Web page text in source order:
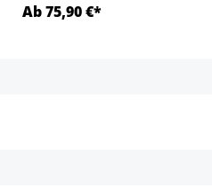
Ab 75,90 €*